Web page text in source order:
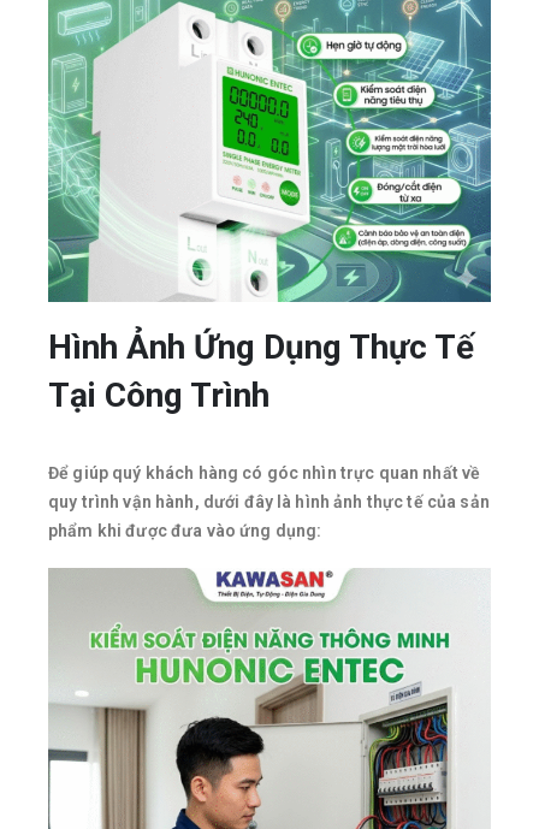
Hình Ảnh Ứng Dụng Thực Tế
Tại Công Trình
Để giúp quý khách hàng có góc nhìn trực quan nhất về
quy trình vận hành, dưới đây là hình ảnh thực tế của sản
phẩm khi được đưa vào ứng dụng: